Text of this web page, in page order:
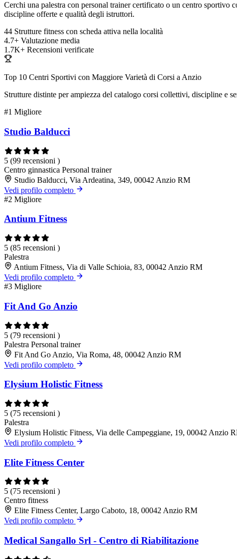
Cerchi una palestra con personal trainer certificato o un centro
discipline offerte e qualità degli istruttori.
44 Strutture fitness con scheda attiva nella località
4.7+ Valutazione media
1.7K+ Recensioni verificate
Top 10 Centri Sportivi con Maggiore Varietà di Corsi a Anzio
Strutture distinte per ampiezza del catalogo corsi collettivi, discipline e
#1 Migliore
Studio Balducci
5 (99 recensioni )
Centro ginnastica Personal trainer
Studio Balducci, Via Ardeatina, 349, 00042 Anzio RM
Vedi profilo completo
#2 Migliore
Antium Fitness
5 (85 recensioni )
Palestra
Antium Fitness, Via di Valle Schioia, 83, 00042 Anzio RM
Vedi profilo completo
#3 Migliore
Fit And Go Anzio
5 (79 recensioni )
Palestra Personal trainer
Fit And Go Anzio, Via Roma, 48, 00042 Anzio RM
Vedi profilo completo
Elysium Holistic Fitness
5 (75 recensioni )
Palestra
Elysium Holistic Fitness, Via delle Campeggiane, 19, 00042 Anzio
Vedi profilo completo
Elite Fitness Center
5 (75 recensioni )
Centro fitness
Elite Fitness Center, Largo Caboto, 18, 00042 Anzio RM
Vedi profilo completo
Medical Sangallo Srl - Centro di Riabilitazione